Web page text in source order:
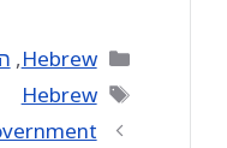
Hebrew
,
Tags
Hebrew